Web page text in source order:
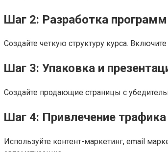
Шаг 2: Разработка
Создайте четкую структуру курса.
Шаг 3: Упаковка и
Создайте продающие страницы с
Шаг 4: Привлечение трафика
Используйте контент-маркетинг, email